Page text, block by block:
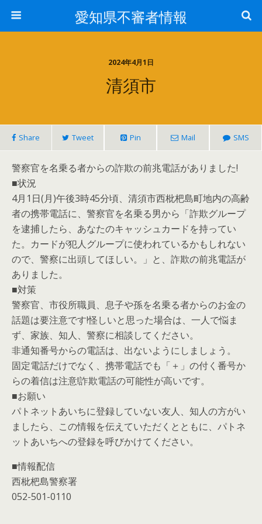
愛知県不審者情報
2024年4月1日
清須市
Share Tweet Pin Mail SMS
警察官を名乗る者からの詐欺の前兆電話がありました!
■状況
4月1日(月)午後3時45分頃、清須市西枇杷島町地内の高齢
者の携帯電話に、警察官を名乗る男から「詐欺グループ
を逮捕したら、あなたのキャッシュカードを持ってい
た。カードが犯人グループに使われているかもしれない
ので、警察に出頭してほしい。」と、詐欺の前兆電話が
ありました。
■対策
警察官、市役所職員、息子や孫を名乗る者からのお金の
話題は要注意です!怪しいと思った場合は、一人で悩ま
ず、家族、知人、警察に相談してください。
非通知番号からの電話は、出ないようにしましょう。
固定電話だけでなく、携帯電話でも「＋」の付く番号か
らの着信は注意!詐欺電話の可能性が高いです。
■お願い
パトネットあいちに登録していない友人、知人の方がい
ましたら、この情報を伝えていただくとともに、パトネ
ットあいちへの登録を呼びかけてください。
■情報配信
西枇杷島警察署
052-501-0110